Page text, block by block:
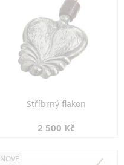
Stříbrný flakon
2 500 Kč
NOVÉ